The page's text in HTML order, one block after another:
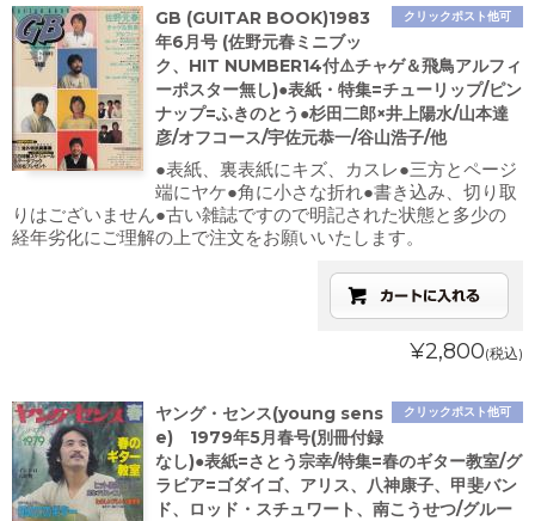
クリックポスト他可
GB (GUITAR BOOK)1983
年6月号 (佐野元春ミニブッ
ク、HIT NUMBER14付⚠️チャゲ＆飛鳥アルフィ
ーポスター無し)●表紙・特集=チューリップ/ピン
ナップ=ふきのとう●杉田二郎×井上陽水/山本達
彦/オフコース/宇佐元恭一/谷山浩子/他
●表紙、裏表紙にキズ、カスレ●三方とページ
端にヤケ●角に小さな折れ●書き込み、切り取
りはございません●古い雑誌ですので明記された状態と多少の
経年劣化にご理解の上で注文をお願いいたします。
¥2,800(税込)
クリックポスト他可
ヤング・センス(young sens
e) 1979年5月春号(別冊付録
なし)●表紙=さとう宗幸/特集=春のギター教室/グ
ラビア=ゴダイゴ、アリス、八神康子、甲斐バン
ド、ロッド・スチュワート、南こうせつ/グルー